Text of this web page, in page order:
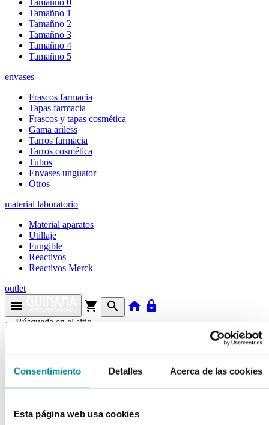
Consentimiento Detalles Acerca de las cookies
Esta página web usa cookies
Tamañno 1
Tamañno 2
Tamañno 3
Tamañno 4
Tamañno 5
envases
Frascos farmacia
Tapas farmacia
Frascos y tapas cosmética
Gama ariless
Tarros farmacia
Tarros cosmética
Tubos
Envases unguator
Otros
material laboratorio
Material aparatos
Utillaje
Fungible
Reactivos
Reactivos Merck
outlet
menu shopping_cart search home lock
Búsqueda en el sitio
Actualmente se encuentra en:
Inicio >>
PALETA BATIDORA EMULSIONADOR SAMIX SMB
arrow_back